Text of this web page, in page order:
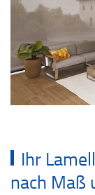
Ihr
nach Maß